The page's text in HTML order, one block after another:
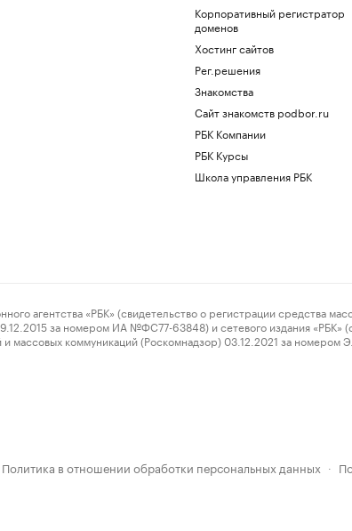
Корпоративный регистратор
доменов
Хостинг сайтов
Рег.решения
Знакомства
Сайт знакомств podbor.ru
РБК Компании
РБК Курсы
Школа управления РБК
«РБК» (свидетельство о регистрации средства
за номером ИА №ФС77-63848) и сетевого издания «РБК»
массовых коммуникаций (Роскомнадзор) 03.12.2021 за
Политика в отношении обработки персональных данных ·